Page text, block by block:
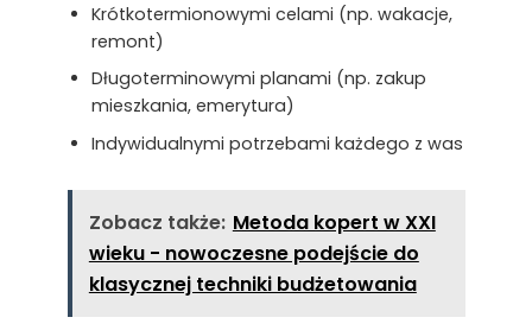
Krótkotermionowymi celami (np. wakacje,
remont)
Długoterminowymi planami (np. zakup
mieszkania, emerytura)
Indywidualnymi potrzebami każdego z was
Zobacz także: Metoda kopert w XXI
wieku - nowoczesne podejście do
klasycznej techniki budżetowania